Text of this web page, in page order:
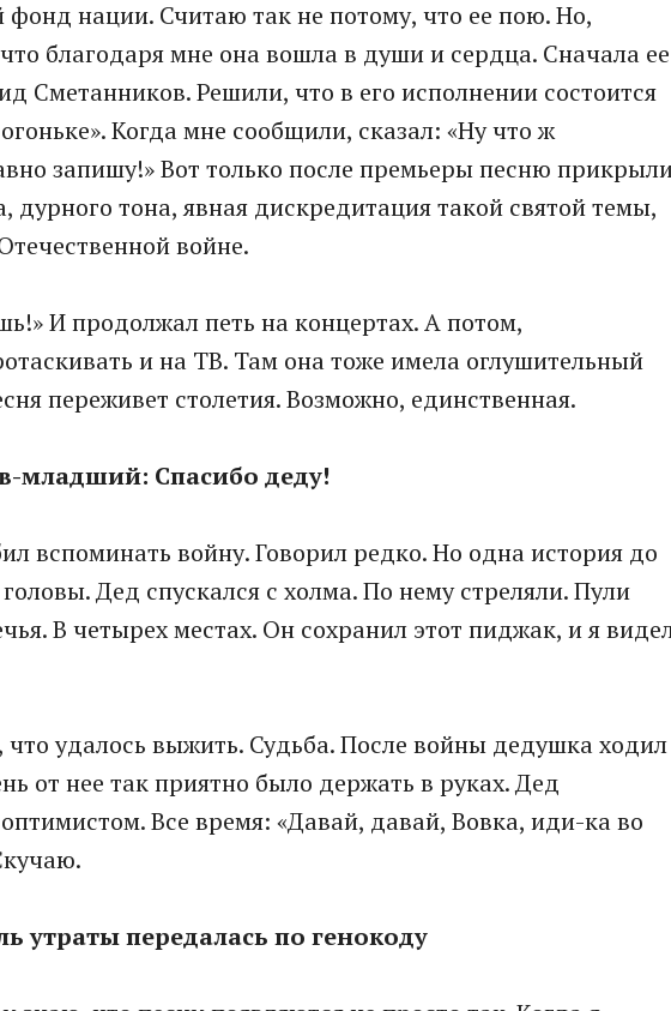
фонд нации. Считаю так не потому, что ее пою. Но,
благодаря мне она вошла в души и сердца. Сначала ее
Сметанников. Решили, что в его исполнении состоится
Когда мне сообщили, сказал: «Ну что ж
запишу!» Вот только после премьеры песню
дурного тона, явная дискредитация такой святой темы,
войне.
И продолжал петь на концертах. А потом,
и на ТВ. Там она тоже имела оглушительный
переживет столетия. Возможно, единственная.
младший: Спасибо деду!
вспоминать войну. Говорил редко. Но одна история до
Дед спускался с холма. По нему стреляли. Пули
В четырех местах. Он сохранил этот пиджак, и я
что удалось выжить. Судьба. После войны дедушка ходил
от нее так приятно было держать в руках. Дед
Все время: «Давай, давай, Вовка, иди-ка во
утраты передалась по генокоду